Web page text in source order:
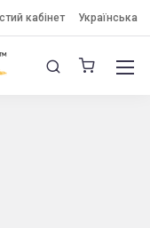
кабінет Українська